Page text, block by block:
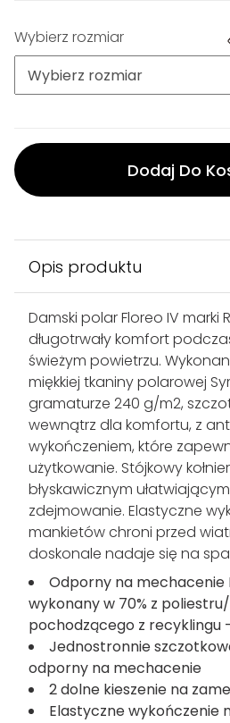
Wybierz rozmiar
Dodaj Do
Wysyłka z Polski
30 dni na zwrot
Ponad 7 tys. 5-
serwisie Trustpilot
Opis produktu
Damski polar Floreo IV marki
długotrwały komfort
świeżym powietrzu.
miękkiej tkaniny polarowej
gramaturze 240 g/m2,
wewnątrz dla komfortu, z
wykończeniem, które
użytkowanie. Stójkowy
błyskawicznym
zdejmowanie. Elastyczne
mankietów chroni przed
doskonale nadaje się na